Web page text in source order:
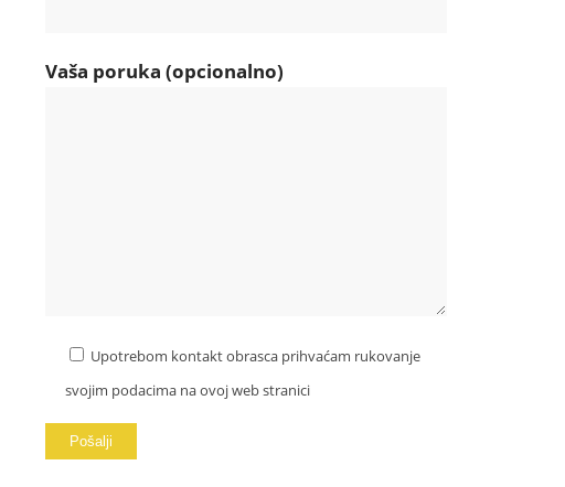
Vaša poruka (opcionalno)
Upotrebom kontakt obrasca prihvaćam rukovanje
svojim podacima na ovoj web stranici